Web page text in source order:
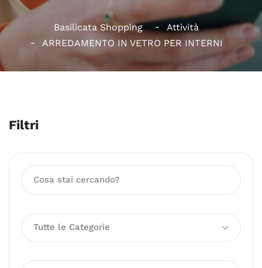
Basilicata Shopping
Attività
ARREDAMENTO IN VETRO PER INTERNI
Filtri
Tutte le Categorie